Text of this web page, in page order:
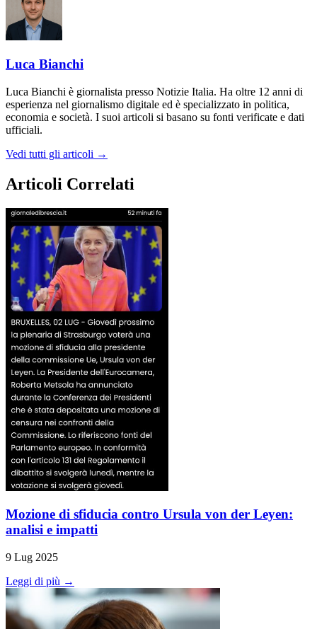
Luca Bianchi
Luca Bianchi è giornalista presso Notizie Italia. Ha oltre 12 anni di
esperienza nel giornalismo digitale ed è specializzato in politica,
economia e società. I suoi articoli si basano su fonti verificate e dati
ufficiali.
Vedi tutti gli articoli →
Articoli Correlati
Mozione di sfiducia contro Ursula von der Leyen:
analisi e impatti
9 Lug 2025
Leggi di più →